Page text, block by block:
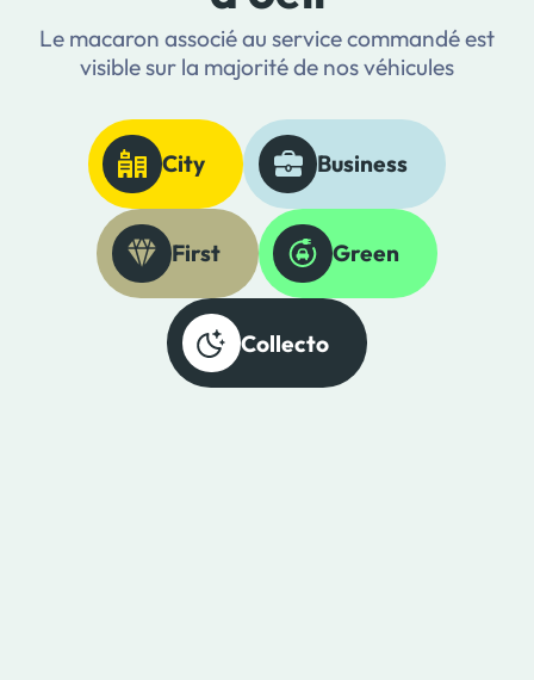
Le macaron associé au service commandé est
visible sur la majorité de nos véhicules
City Business
First Green
Collecto